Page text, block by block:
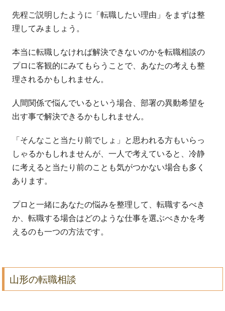
先程ご説明したように「転職したい理由」をまずは整
理してみましょう。
本当に転職しなければ解決できないのかを転職相談の
プロに客観的にみてもらうことで、あなたの考えも整
理されるかもしれません。
人間関係で悩んでいるという場合、部署の異動希望を
出す事で解決できるかもしれません。
「そんなこと当たり前でしょ」と思われる方もいらっ
しゃるかもしれませんが、一人で考えていると、冷静
に考えると当たり前のことも気がつかない場合も多く
あります。
プロと一緒にあなたの悩みを整理して、転職するべき
か、転職する場合はどのような仕事を選ぶべきかを考
えるのも一つの方法です。
山形の転職相談